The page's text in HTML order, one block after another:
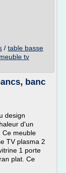
/ table basse
meuble tv
banc
design
d'un
Ce meuble
TV plasma 2
1 porte
plat. Ce